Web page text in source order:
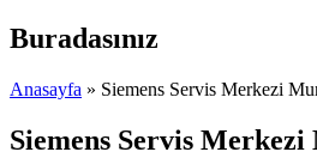
Buradasınız
Anasayfa » Siemens Servis Merkezi
Siemens Servis Merkezi